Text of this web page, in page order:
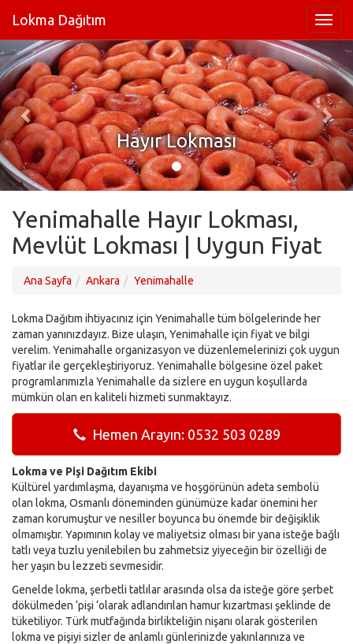
Lokma Dağıtım
Hayır Lokması
Yenimahalle Hayır Lokması,
Mevlüt Lokması | Uygun Fiyat
Ana Sayfa Ankara Yenimahalle
Lokma Dağıtım ihtiyacınız için Yenimahalle tüm bölgelerinde her
zaman yanınızdayız. Bize ulaşın, Yenimahalle için fiyat ve bilgi
verelim. Yenimahalle organizasyon ve düzenlemelerinizi çok uygun
fiyatlar ile gerçekleştiriyoruz. Yenimahalle bölgesine özel paket
programlarımızla Yenimahalle da sizlere en uygun koşullarda
mümkün olan en kaliteli hizmeti sunmaktayız.
Hemen Arayın: 0532 503 0289
Lokma ve Pişi Dağıtım Ekibi
Kültürel yardımlaşma, dayanışma ve hoşgörünün adeta sembolü
olan lokma, Osmanlı döneminden günümüze kadar önemini her
zaman korumuştur ve nesiller boyunca bu önemde bir değişiklik
olmamıştır. Yapımının kolay ve maliyetsiz olması bir yana isteğe bağlı
tatlı veya tuzlu yenilebilen bu zahmetsiz yiyeceğin bir özelliği de
her yaşın bu lezzeti sevmesidir.
Genelde lokma, şerbetli tatlılar arasında olsa da isteğe göre şerbet
dökülmeden ‘pişi ‘olarak adlandırılan hamur kızartması şeklinde de
tüketiliyor. Türk mutfağında birlikteliğin nişanı olarak gösterilen
lokma ve pişiyi sizler de anlamlı günlerinizde yakınlarınıza ve